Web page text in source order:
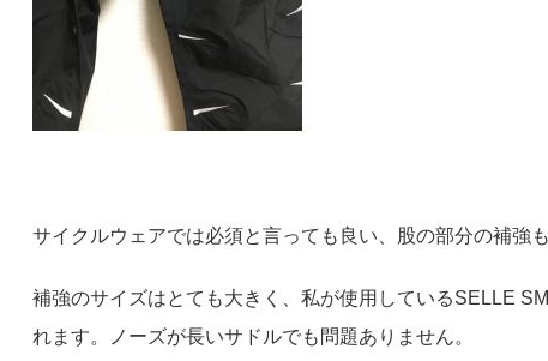
サイクルウェアでは必須と言っても良い、股の部分の補強
補強のサイズはとても大きく、私が使用しているSELLE
れます。ノーズが長いサドルでも問題ありません。